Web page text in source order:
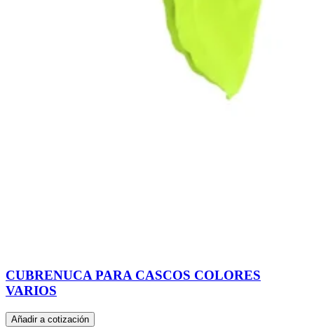
CUBRENUCA PARA CASCOS COLORES
VARIOS
Añadir a cotización